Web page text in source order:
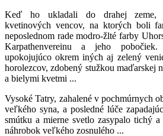
Keď ho ukladali do drahej zeme,
kvetinových vencov, na ktorých boli
neposlednom rade modro-žlté farby
Karpathenvereinu a jeho
upokojujúco okrem iných aj zelený
horolezcov, zdobený stužkou maďarskej
a bielymi kvetmi ...
Vysoké Tatry, zahalené v pochmúrnych
veľkého syna, a posledné lúče
smútku a mierne svetlo zasypalo tichý
náhrobok veľkého zosnulého ...